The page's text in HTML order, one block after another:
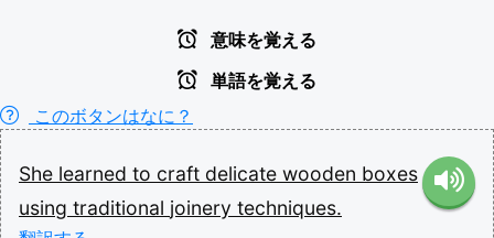
意味を覚える
単語を覚える
このボタンはなに？
She learned to craft delicate wooden boxes
using traditional joinery techniques.